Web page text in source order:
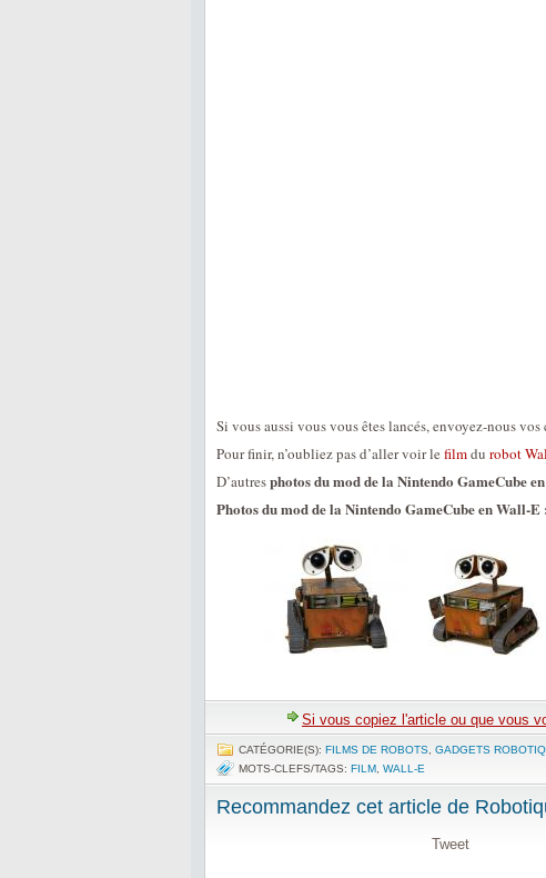
Si vous aussi vous vous êtes lancés, envoyez-nous
Pour finir, n’oubliez pas d’aller voir le filmdu robot
D’autresphotos du mod de la Nintendo GameCube
Photos du mod de la Nintendo GameCube en Wall-E :
Si vous copiez l'article ou que vous
CATÉGORIE(S): FILMS DE ROBOTS GADGETS
MOTS-CLEFS/TAGS: FILM WALL-E
Recommandez cet article de
Tweet